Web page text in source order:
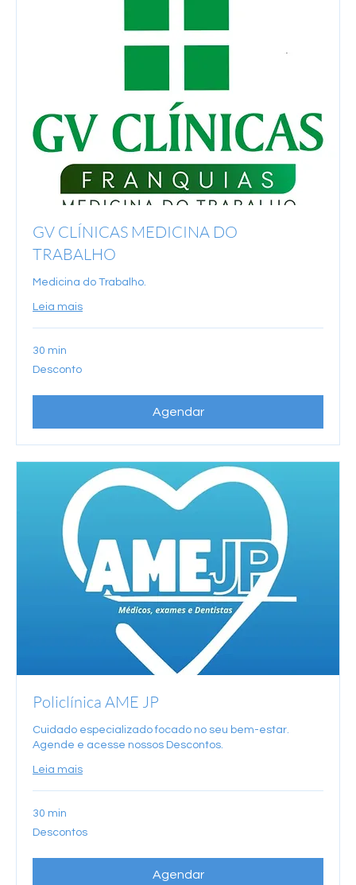
GV CLÍNICAS MEDICINA DO
TRABALHO
Medicina do Trabalho.
Leia mais
30 min
Desconto
Desconto
Agendar
Policlínica AME JP
Cuidado especializado focado no seu bem-estar.
Agende e acesse nossos Descontos.
Leia mais
30 min
Descontos
Descontos
Agendar